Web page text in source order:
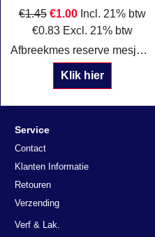
€1.45 €1.00 Incl. 21% btw
€0.83 Excl. 21% btw
Afbreekmes reserve mesjes 18 mm (breed model) verpakt per 10 stuks
Klik hier
Service
Contact
Klanten Informatie
Retouren
Verzending
Verf & Lak.